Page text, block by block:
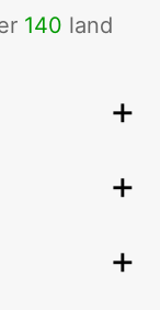
140 land